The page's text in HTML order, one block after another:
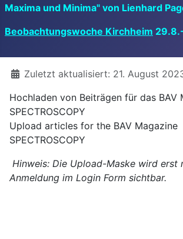
Maxima und Minima" von Lienhard
Beobachtungswoche Kirchheim
DetailsZuletzt aktualisiert: 21. August
Hochladen von Beiträgen für das BAV
SPECTROSCOPY
Upload articles for the BAV Magazine
SPECTROSCOPY
Hinweis: Die Upload-Maske wird erst
Anmeldung im Login Form sichtbar.